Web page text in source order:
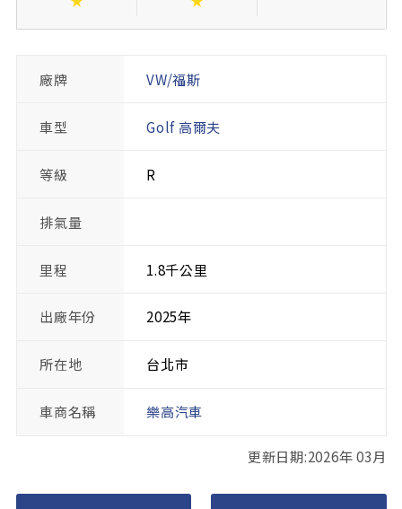
廠牌 VW/福斯
車型 Golf 高爾夫
等級 R
排氣量
里程 1.8千公里
出廠年份 2025年
所在地 台北市
車商名稱 樂高汽車
更新日期:2026年 03月